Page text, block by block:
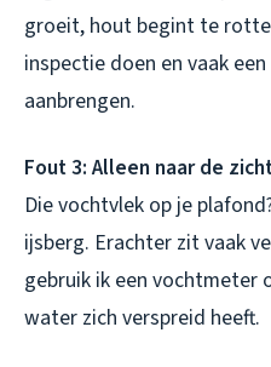
groeit, hout begint te
inspectie doen en vaak
aanbrengen.
Fout 3: Alleen naar de
Die vochtvlek op je
ijsberg. Erachter zit vaak
gebruik ik een vochtmeter
water zich verspreid heeft.